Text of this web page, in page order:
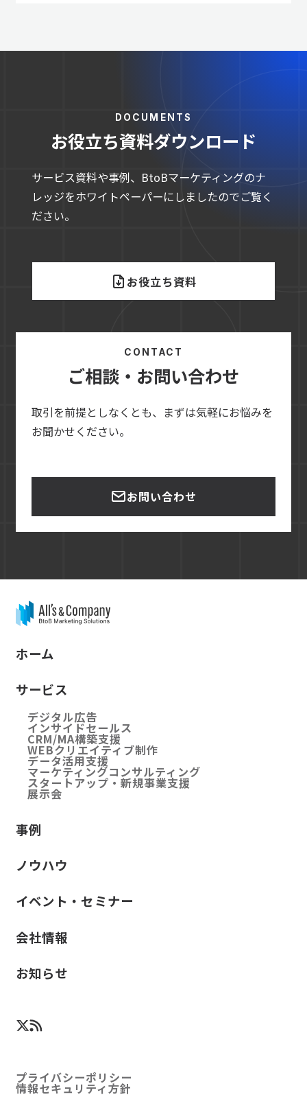
DOCUMENTS
お役立ち資料ダウンロード
サービス資料や事例、BtoBマーケティングのナ
レッジをホワイトペーパーにしましたのでご覧く
ださい。
お役立ち資料
CONTACT
ご相談・お問い合わせ
取引を前提としなくとも、まずは気軽にお悩みを
お聞かせください。
お問い合わせ
ホーム
サービス
デジタル広告
インサイドセールス
CRM/MA構築支援
WEBクリエイティブ制作
データ活用支援
マーケティングコンサルティング
スタートアップ・新規事業支援
展示会
事例
ノウハウ
イベント・セミナー
会社情報
お知らせ
プライバシーポリシー
情報セキュリティ方針